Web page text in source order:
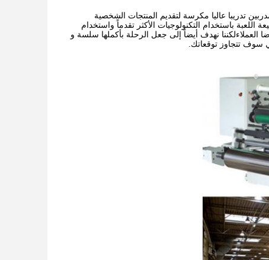
تدريبا عاليا مكرسة لتقديم المنتجات الشخصية
باستخدام التكنولوجيات الأكثر تقدماً واستخدام
نهدف أيضاً إلى جعل الرحلة بأكملها سلسة و
سوف تتجاوز توقعاتك.